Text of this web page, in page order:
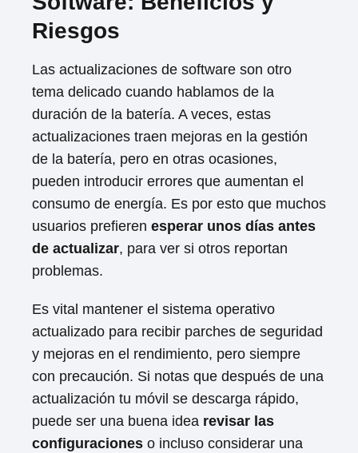
Riesgos
Las actualizaciones de software son otro
tema delicado cuando hablamos de la
duración de la batería. A veces, estas
actualizaciones traen mejoras en la gestión
de la batería, pero en otras ocasiones,
pueden introducir errores que aumentan el
consumo de energía. Es por esto que muchos
usuarios prefieren esperar unos días antes
de actualizar, para ver si otros reportan
problemas.
Es vital mantener el sistema operativo
actualizado para recibir parches de seguridad
y mejoras en el rendimiento, pero siempre
con precaución. Si notas que después de una
actualización tu móvil se descarga rápido,
puede ser una buena idea revisar las
configuraciones o incluso considerar una